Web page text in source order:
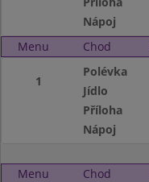
Nápoj
Menu
Chod
1
Polévka
Jídlo
Příloha
Nápoj
Menu Chod